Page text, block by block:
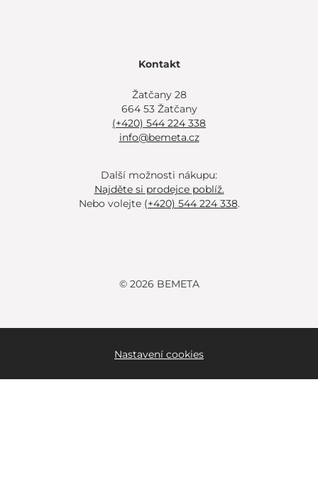
Kontakt
Žatčany 28
664 53 Žatčany
(+420) 544 224 338
info@bemeta.cz
Další možnosti nákupu:
Najděte si prodejce poblíž.
Nebo volejte (+420) 544 224 338.
© 2026 BEMETA
Nastavení cookies